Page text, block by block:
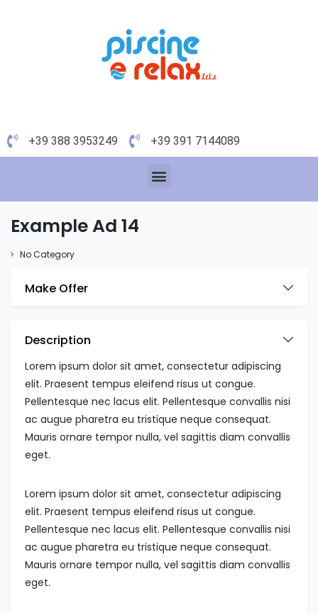
+39 388 3953249 +39 391 7144089
Example Ad 14
No Category
Make Offer
Description
Lorem ipsum dolor sit amet, consectetur adipiscing
elit. Praesent tempus eleifend risus ut congue.
Pellentesque nec lacus elit. Pellentesque convallis nisi
ac augue pharetra eu tristique neque consequat.
Mauris ornare tempor nulla, vel sagittis diam convallis
eget.
Lorem ipsum dolor sit amet, consectetur adipiscing
elit. Praesent tempus eleifend risus ut congue.
Pellentesque nec lacus elit. Pellentesque convallis nisi
ac augue pharetra eu tristique neque consequat.
Mauris ornare tempor nulla, vel sagittis diam convallis
eget.